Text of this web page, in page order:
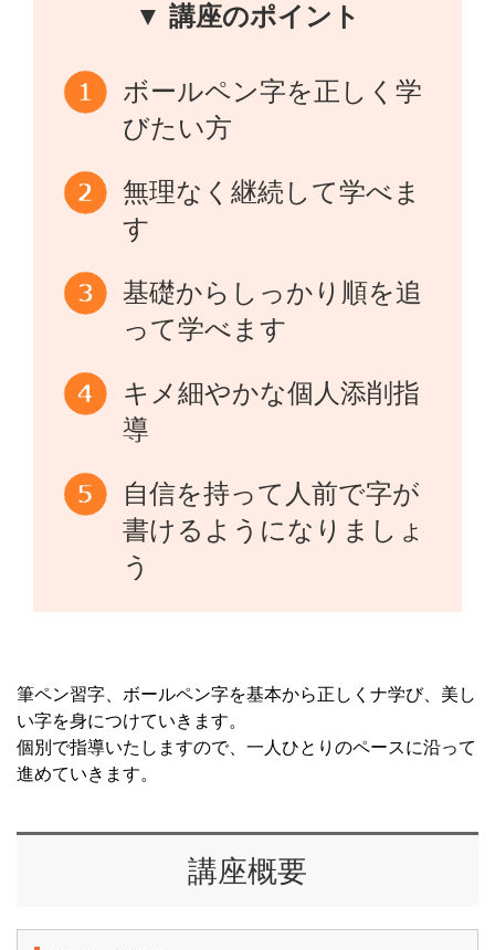
▼ 講座のポイント
ボールペン字を正しく学
びたい方
無理なく継続して学べま
す
基礎からしっかり順を追
って学べます
キメ細やかな個人添削指
導
自信を持って人前で字が
書けるようになりましょ
う
筆ペン習字、ボールペン字を基本から正しくナ学び、美し
い字を身につけていきます。
個別で指導いたしますので、一人ひとりのペースに沿って
進めていきます。
講座概要